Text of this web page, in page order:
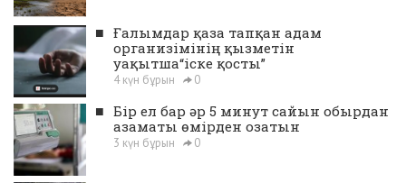
■ Ғалымдар қаза тапқан адам
организімінің қызметін
уақытша“іске қосты”
4 күн бұрын 0
■ Бір ел бар әр 5 минут сайын обырдан
азаматы өмірден озатын
3 күн бұрын 0